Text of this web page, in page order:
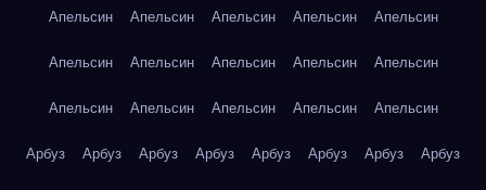
Апельсин Апельсин Апельсин Апельсин Апельсин
Апельсин Апельсин Апельсин Апельсин Апельсин
Апельсин Апельсин Апельсин Апельсин Апельсин
Арбуз Арбуз Арбуз Арбуз Арбуз Арбуз Арбуз Арбуз